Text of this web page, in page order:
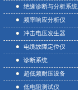
绝缘诊断与分析系统
频率响应分析仪
冲击电压发生器
电缆故障定位仪
诊断系统
超低频耐压设备
低电阻测试仪